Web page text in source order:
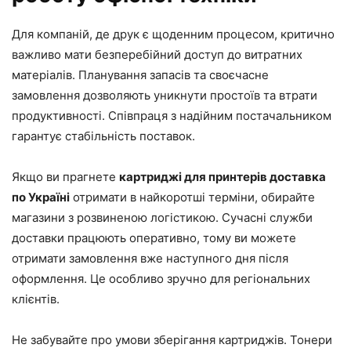
Для компаній, де друк є щоденним процесом, критично
важливо мати безперебійний доступ до витратних
матеріалів. Планування запасів та своєчасне
замовлення дозволяють уникнути простоїв та втрати
продуктивності. Співпраця з надійним постачальником
гарантує стабільність поставок.
Якщо ви прагнете картриджі для принтерів доставка
по Україні отримати в найкоротші терміни, обирайте
магазини з розвиненою логістикою. Сучасні служби
доставки працюють оперативно, тому ви можете
отримати замовлення вже наступного дня після
оформлення. Це особливо зручно для регіональних
клієнтів.
Не забувайте про умови зберігання картриджів. Тонери